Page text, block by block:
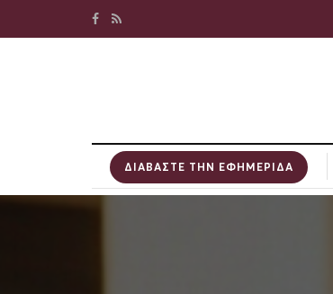
ΔΙΑΒΑΣΤΕ ΤΗΝ ΕΦΗΜΕΡΙΔΑ